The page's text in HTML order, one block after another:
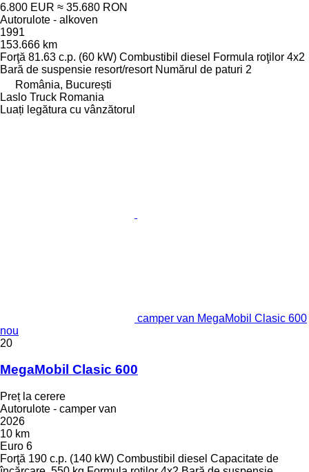
6.800 EUR ≈ 35.680 RON
Autorulote - alkoven
1991
153.666 km
Forţă 81.63 c.p. (60 kW) Combustibil diesel Formula roţilor 4x2
Bară de suspensie resort/resort Numărul de paturi 2
România, București
Laslo Truck Romania
Luați legătura cu vânzătorul
camper van MegaMobil Clasic 600
nou
20
MegaMobil Clasic 600
Preț la cerere
Autorulote - camper van
2026
10 km
Euro 6
Forţă 190 c.p. (140 kW) Combustibil diesel Capacitate de